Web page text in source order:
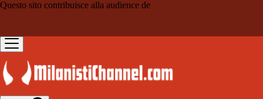
Questo sito contribuisce alla audience de